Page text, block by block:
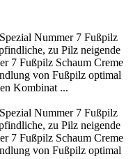
Nummer 7 Fußpilz
zu Pilz neigende
7 Fußpilz Schaum Creme
von Fußpilz optimal
Kombinat ...
Nummer 7 Fußpilz
zu Pilz neigende
7 Fußpilz Schaum Creme
von Fußpilz optimal